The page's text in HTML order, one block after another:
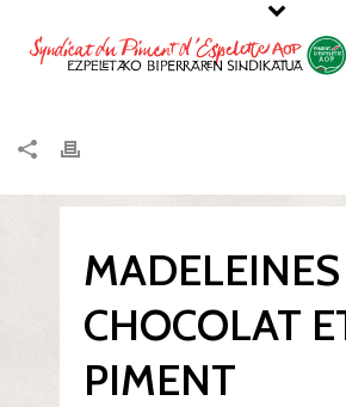
CHOCOLAT
PIMENT